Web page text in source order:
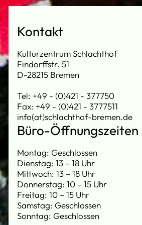
Kontakt
Kulturzentrum Schlachthof
Findorffstr. 51
D-28215 Bremen
Tel: +49 - (0)421 - 377750
Fax: +49 - (0)421 - 3777511
info(at)schlachthof-bremen.de
Büro-Öffnungszeiten
Montag: Geschlossen
Dienstag: 13 – 18 Uhr
Mittwoch: 13 – 18 Uhr
Donnerstag: 10 – 15 Uhr
Freitag: 10 – 15 Uhr
Samstag: Geschlossen
Sonntag: Geschlossen